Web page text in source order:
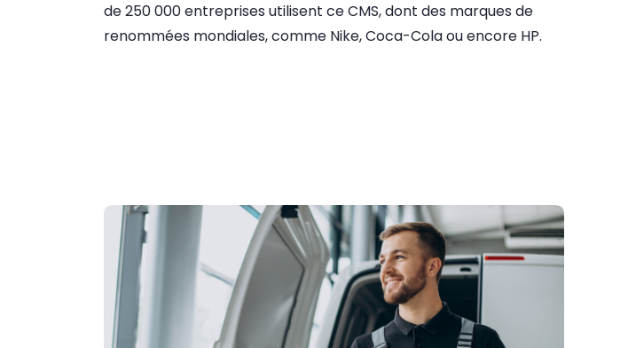
de 250 000 entreprises utilisent ce CMS, dont des marques de
renommées mondiales, comme Nike, Coca-Cola ou encore HP.